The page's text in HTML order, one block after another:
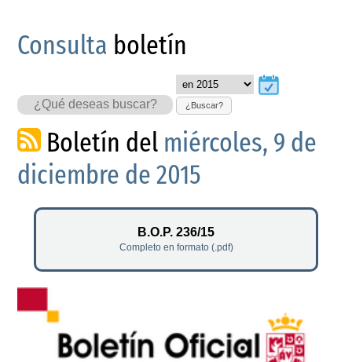
Consulta boletín
¿Buscar?
Boletín del miércoles, 9 de
diciembre de 2015
B.O.P. 236/15
Completo en formato (.pdf)